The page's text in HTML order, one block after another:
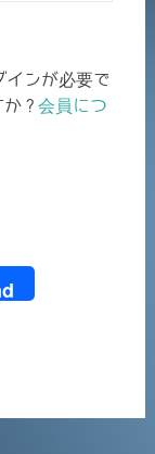
インが必要で
か ? 会員につ